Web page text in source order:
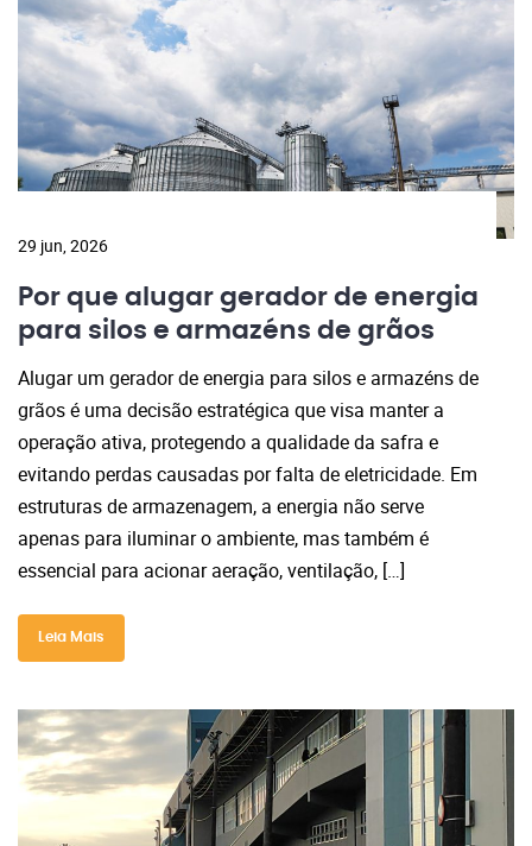
29 jun, 2026
Por que alugar gerador de energia
para silos e armazéns de grãos
Alugar um gerador de energia para silos e armazéns de
grãos é uma decisão estratégica que visa manter a
operação ativa, protegendo a qualidade da safra e
evitando perdas causadas por falta de eletricidade. Em
estruturas de armazenagem, a energia não serve
apenas para iluminar o ambiente, mas também é
essencial para acionar aeração, ventilação, […]
Leia Mais